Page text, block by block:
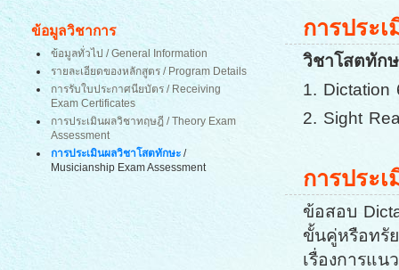
ข้อมูลวิชาการ
ข้อมูลทั่วไป / General Information
รายละเอียดของหลักสูตร / Program Details
การรับใบประกาศนียบัตร / Receiving
Exam Certificates
การประเมินผลวิชาทฤษฎี / Theory Exam
Assessment
การประเมินผลวิชาโสตทักษะ /
Musicianship Exam Assessment
การประ
วิชาโสตทัก
1. Dictation
2. Sight
การประ
ข้อสอบ
ขั้นคู่หรือทรั
เรื่องการแ